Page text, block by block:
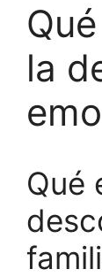
la
Qué